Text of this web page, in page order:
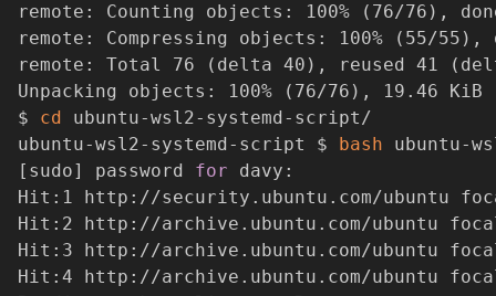
remote: Counting objects: 100%
( 76/76 ) ,
remote: Compressing objects: 100%
( 55/55 ) ,
remote: Total 76
( delta 40 ) , reused 41 (
Unpacking objects: 100%
( 76/76 ) , 19.46 KiB
$ cd ubuntu-wsl2-systemd-script/
ubuntu-wsl2-systemd-script $ bash
[ sudo] password for davy:
Hit:1 http://security.ubuntu.com/ubuntu
Hit:2 http://archive.ubuntu.com/ubuntu
Hit:3 http://archive.ubuntu.com/ubuntu
Hit:4 http://archive.ubuntu.com/ubuntu